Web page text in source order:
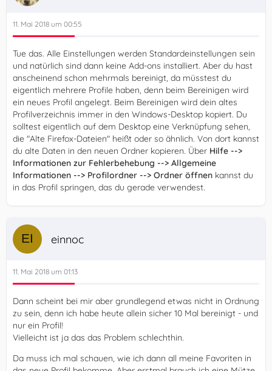
11. Mai 2018 um 00:55
Tue das. Alle Einstellungen werden Standardeinstellungen sein
und natürlich sind dann keine Add-ons installiert. Aber du hast
anscheinend schon mehrmals bereinigt, da müsstest du
eigentlich mehrere Profile haben, denn beim Bereinigen wird
ein neues Profil angelegt. Beim Bereinigen wird dein altes
Profilverzeichnis immer in den Windows-Desktop kopiert. Du
solltest eigentlich auf dem Desktop eine Verknüpfung sehen,
die "Alte Firefox-Dateien" heißt oder so ähnlich. Von dort kannst
du alte Daten in den neuen Ordner kopieren. Über Hilfe -->
Informationen zur Fehlerbehebung --> Allgemeine
Informationen --> Profilordner --> Ordner öffnen kannst du
in das Profil springen, das du gerade verwendest.
einnoc
11. Mai 2018 um 01:13
Dann scheint bei mir aber grundlegend etwas nicht in Ordnung
zu sein, denn ich habe heute allein sicher 10 Mal bereinigt - und
nur ein Profil!
Vielleicht ist ja das das Problem schlechthin.
Da muss ich mal schauen, wie ich dann all meine Favoriten in